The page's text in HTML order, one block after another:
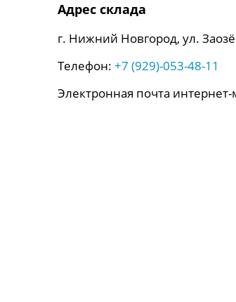
Адрес склада
г. Нижний Новгород, ул.
Телефон: +7 (929)-053-48-11
Электронная почта интернет-